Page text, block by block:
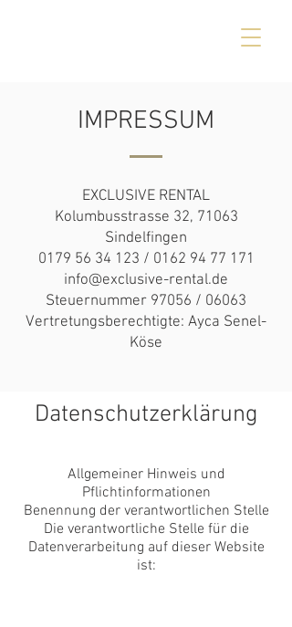
IMPRESSUM
EXCLUSIVE RENTAL
Kolumbusstrasse 32, 71063
Sindelfingen
0179 56 34 123 / 0162 94 77 171
info@exclusive-rental.de
Steuernummer 97056 / 06063
Vertretungsberechtigte: Ayca Senel-
Köse
Datenschutzerklärung
Allgemeiner Hinweis und
Pflichtinformationen
Benennung der verantwortlichen Stelle
Die verantwortliche Stelle für die
Datenverarbeitung auf dieser Website
ist: